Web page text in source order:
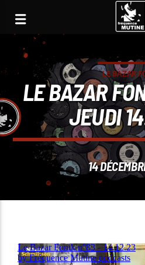
LE BAZAR
LE BAZAR
JEUDI
14